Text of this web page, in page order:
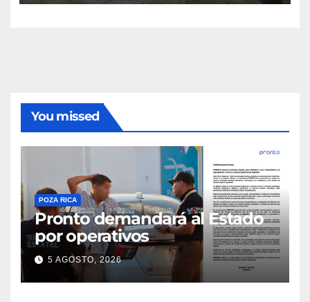
You missed
POZA RICA
Pronto demandará al Estado
por operativos
5 AGOSTO, 2026